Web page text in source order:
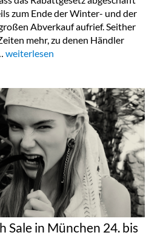
zum Ende der Winter- und der
Abverkauf aufrief. Seither
mehr, zu denen Händler
„Taschen Sonderverkauf in Köln,
weiterlesen
Sale in München 24. bis